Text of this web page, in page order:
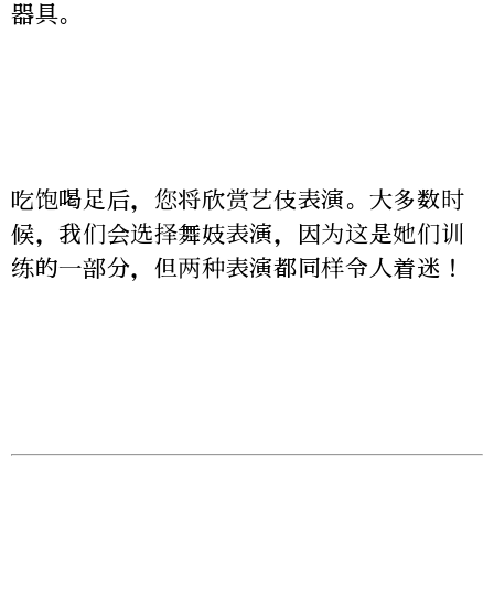
器具。
吃饱喝足后，您将欣赏艺伎表演。大多数时
候，我们会选择舞妓表演，因为这是她们训
练的一部分，但两种表演都同样令人着迷！